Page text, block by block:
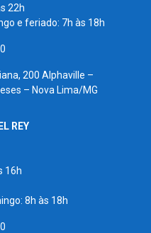
22h
e feriado: 7h às 18h
200 Alphaville –
– Nova Lima/MG
REY
16h
8h às 18h